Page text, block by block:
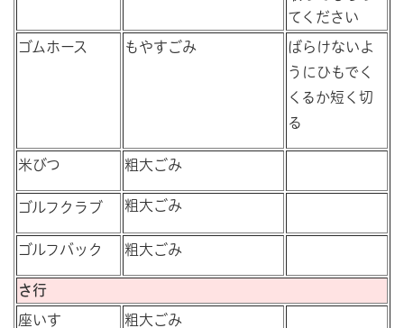
てください
ゴムホース もやすごみ
ばらけないよ
うにひもでく
くるか短く切
る
米びつ 粗大ごみ
ゴルフクラブ 粗大ごみ
ゴルフバック 粗大ごみ
さ行
座いす 粗大ごみ